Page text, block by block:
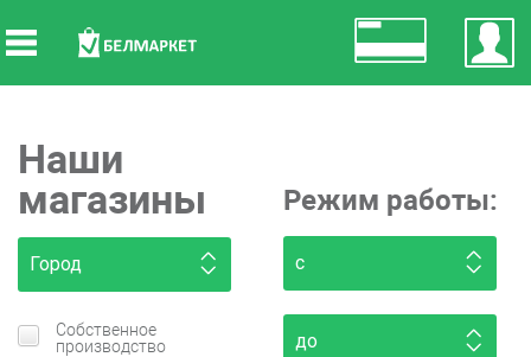
Наши
магазины
Город
Собственное
производство
Режим работы:
с
до